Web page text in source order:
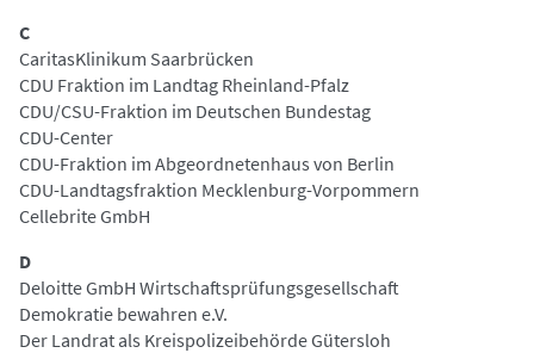
C
CaritasKlinikum Saarbrücken
CDU Fraktion im Landtag Rheinland-Pfalz
CDU/CSU-Fraktion im Deutschen Bundestag
CDU-Center
CDU-Fraktion im Abgeordnetenhaus von Berlin
CDU-Landtagsfraktion Mecklenburg-Vorpommern
Cellebrite GmbH
D
Deloitte GmbH Wirtschaftsprüfungsgesellschaft
Demokratie bewahren e.V.
Der Landrat als Kreispolizeibehörde Gütersloh